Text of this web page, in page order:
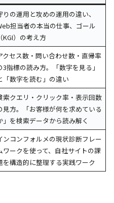
りの運用と攻めの運用の違い、
担当者の本当の仕事、ゴール
（KGI）の考え方
クセス数・問い合わせ数・直帰率
3指標の読み方。「数字を見る」
「数字を読む」の違い
索クエリ・クリック率・表示回数
見方。「お客様が何を求めている
」を検索データから読み解く
ンコンフォルメの現状診断フレー
ワークを使って、自社サイトの課
を構造的に整理する実践ワーク